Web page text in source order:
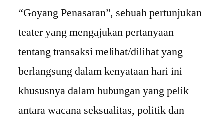
“Goyang Penasaran”, sebuah pertunjukan
teater yang mengajukan pertanyaan
tentang transaksi melihat/dilihat yang
berlangsung dalam kenyataan hari ini
khususnya dalam hubungan yang pelik
antara wacana seksualitas, politik dan